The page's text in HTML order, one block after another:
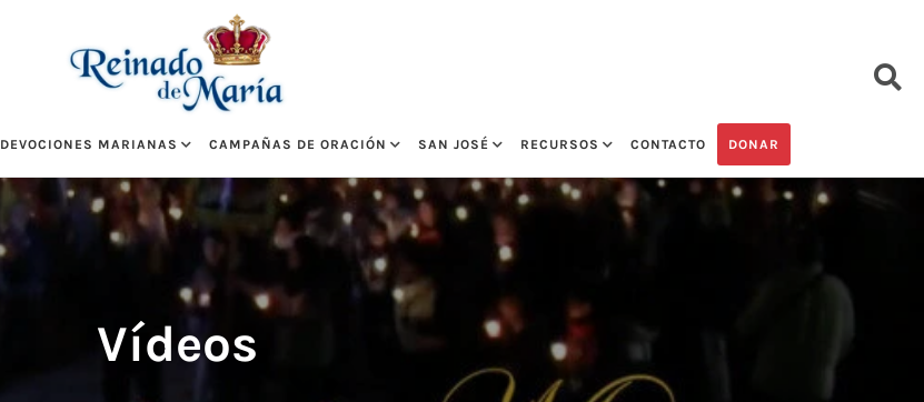
DEVOCIONES MARIANAS CAMPAÑAS DE ORACIÓN SAN JOSÉ RECURSOS CONTACTO DONAR
Vídeos